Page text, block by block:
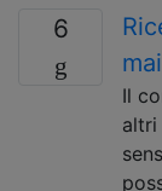
6
Il
altri